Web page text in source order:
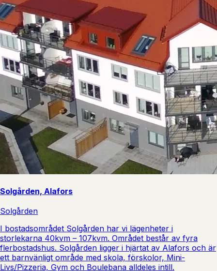
Solgården, Alafors
Solgården
I bostadsområdet Solgården har vi lägenheter i
storlekarna 40kvm – 107kvm. Området består av fyra
flerbostadshus. Solgården ligger i hjärtat av Alafors och är
ett barnvänligt område med skola, förskolor, Mini-
Livs/Pizzeria, Gym och Boulebana alldeles intill.